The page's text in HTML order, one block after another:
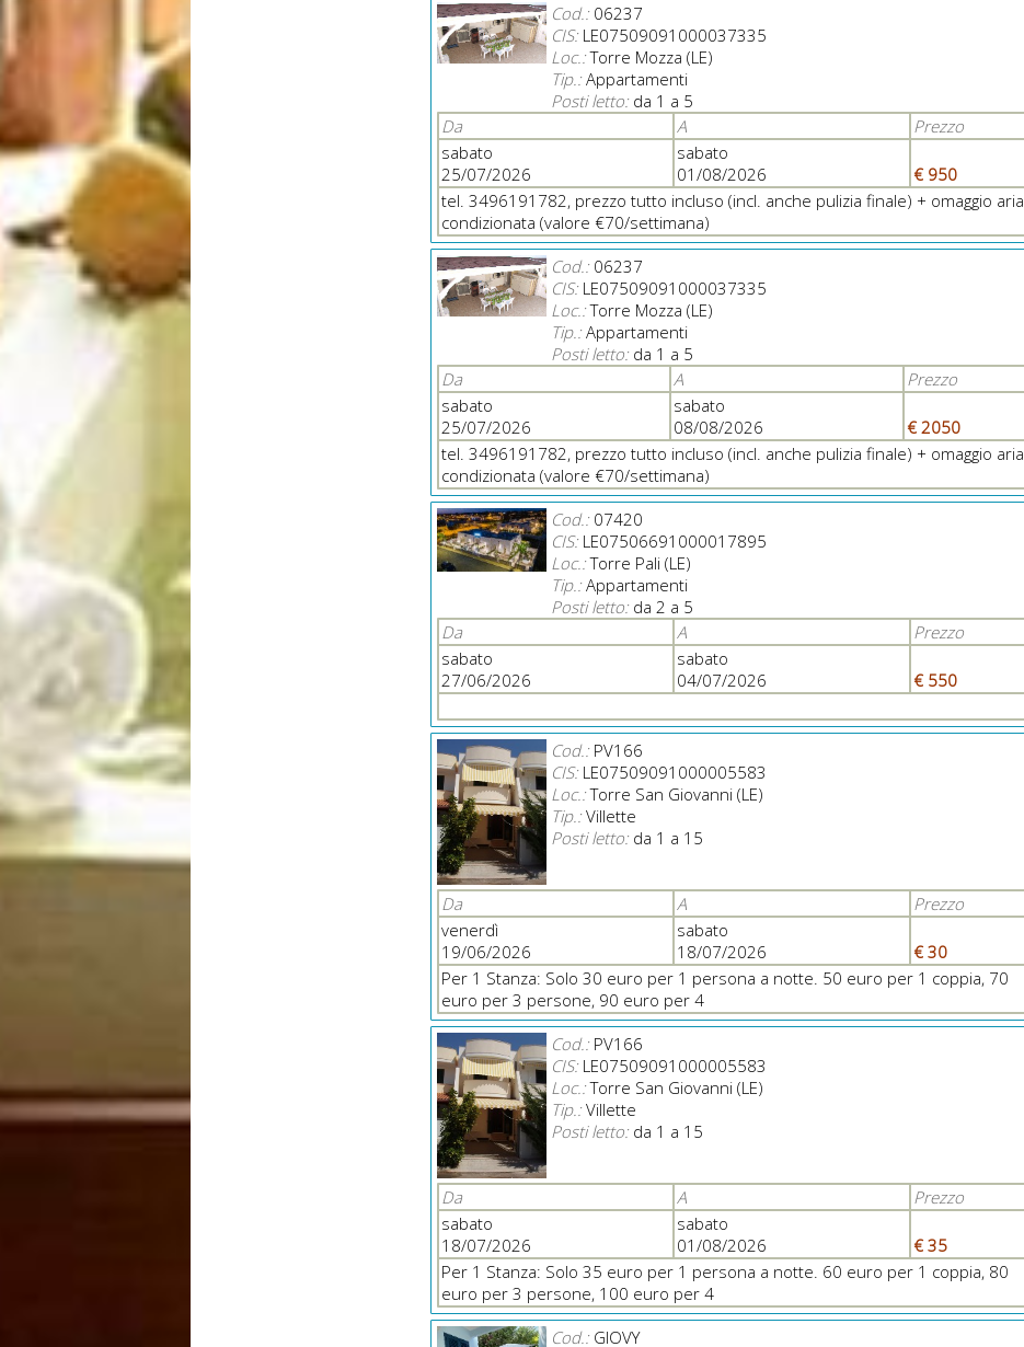
Cod.:06237
CIS:LE07509091000037335
Loc.:Torre Mozza (LE)
Tip.:Appartamenti
Posti letto:da 1 a 5
Da
A
Prezzo
sabato
25/07/2026
sabato
01/08/2026
€ 950
tel. 3496191782, prezzo tutto incluso (incl. anche pulizia finale) + omaggio aria
condizionata (valore €70/settimana)
Cod.:06237
CIS:LE07509091000037335
Loc.:Torre Mozza (LE)
Tip.:Appartamenti
Posti letto:da 1 a 5
Da
A
Prezzo
sabato
25/07/2026
sabato
08/08/2026
€ 2050
tel. 3496191782, prezzo tutto incluso (incl. anche pulizia finale) + omaggio aria
condizionata (valore €70/settimana)
Cod.:07420
CIS:LE07506691000017895
Loc.:Torre Pali (LE)
Tip.:Appartamenti
Posti letto:da 2 a 5
Da
A
Prezzo
sabato
27/06/2026
sabato
04/07/2026
€ 550
Cod.:PV166
CIS:LE07509091000005583
Loc.:Torre San Giovanni (LE)
Tip.:Villette
Posti letto:da 1 a 15
Da A
Prezzo
venerdì
19/06/2026
sabato
18/07/2026
€ 30
Per 1 Stanza: Solo 30 euro per 1 persona a notte. 50 euro per 1 coppia, 70
euro per 3 persone, 90 euro per 4
Cod.:PV166
CIS:LE07509091000005583
Loc.:Torre San Giovanni (LE)
Tip.:Villette
Posti letto:da 1 a 15
Da A
Prezzo
sabato
18/07/2026
sabato
01/08/2026
€ 35
Per 1 Stanza: Solo 35 euro per 1 persona a notte. 60 euro per 1 coppia, 80
euro per 3 persone, 100 euro per 4
Cod.:GIOVY